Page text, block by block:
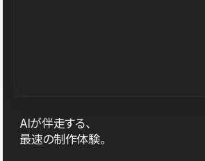
AIが伴走する、
最速の制作体験。